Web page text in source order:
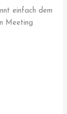
einfach dem
Meeting